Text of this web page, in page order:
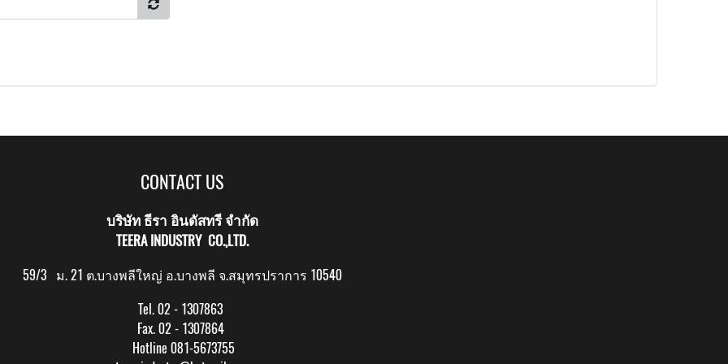
CONTACT US
บริษัท ธีรา อินดัสทรี จำกัด
TEERA INDUSTRY CO.,LTD.
59/3 ม. 21 ต.บางพลีใหญ่ อ.บางพลี จ.สมุทรปราการ 10540
Tel. 02 - 1307863
Fax. 02 - 1307864
Hotline 081-5673755